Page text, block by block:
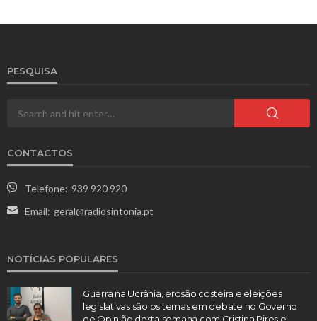
PESQUISA
CONTACTOS
Telefone: 939 920 920
Email: geral@radiosintonia.pt
NOTÍCIAS POPULARES
Guerra na Ucrânia, erosão costeira e eleições
legislativas são os temas em debate no Governo